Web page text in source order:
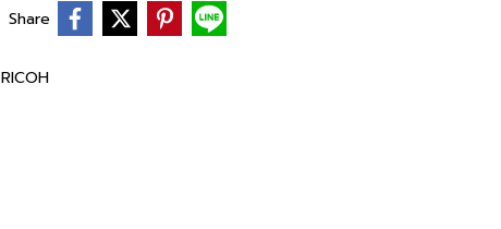
Share
RICOH